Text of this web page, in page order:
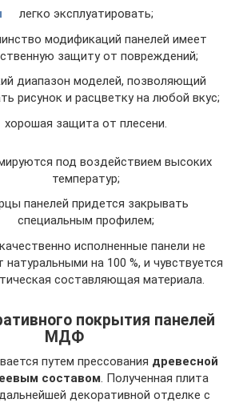
легко эксплуатировать;
модификаций панелей имеет
защиту от повреждений;
диапазон моделей, позволяющий
рисунок и расцветку на любой вкус;
хорошая защита от плесени.
под воздействием высоких
температур;
панелей придется закрывать
специальным профилем;
исполненные панели не
натуральными на 100 %, и чувствуется
составляющая материала.
покрытия панелей
МДФ
путем прессования древесной
составом . Полученная плита
декоративной отделке с